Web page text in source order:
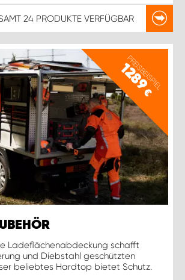
24 PRODUKTE VERFÜGBAR
PREISBEISPIEL
1289
€
Ladeflächenabdeckung schafft
und Diebstahl geschützten
beliebtes Hardtop bietet Schutz.